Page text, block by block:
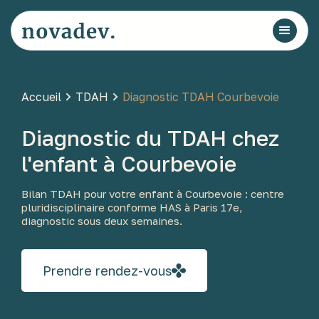
Accueil TDAH Diagnostic TDAH Courbevoie
Diagnostic du TDAH chez
l'enfant à Courbevoie
Bilan TDAH pour votre enfant à Courbevoie : centre
pluridisciplinaire conforme HAS à Paris 17e,
diagnostic sous deux semaines.
Prendre rendez-vous